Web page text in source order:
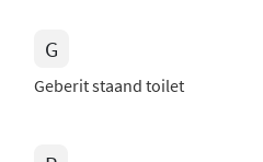
G
Geberit staand toilet